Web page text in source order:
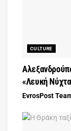
CULTURE
«Λευκή
EvrosPost